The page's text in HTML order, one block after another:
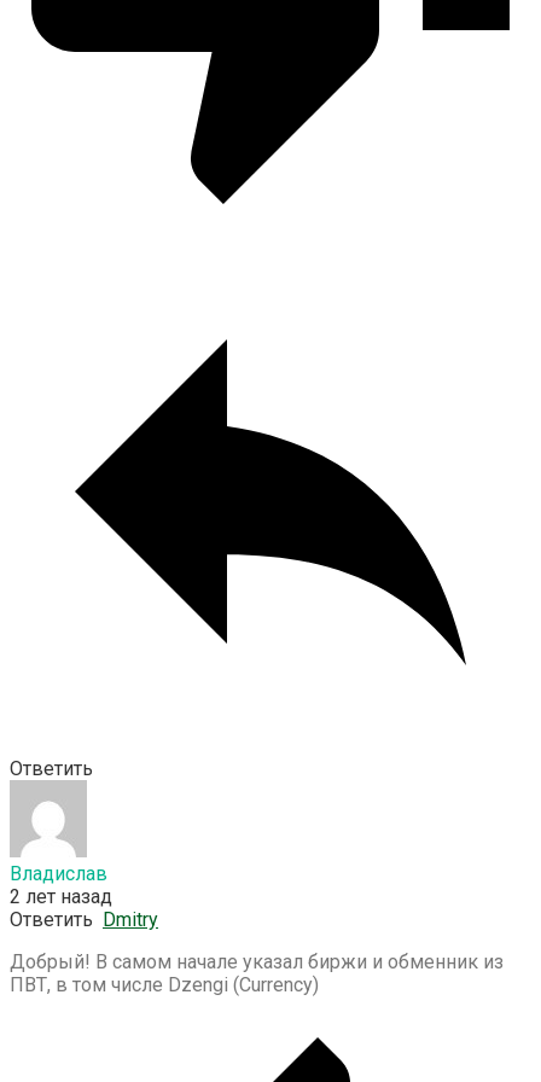
Ответить
Владислав
2 лет назад
Ответить Dmitry
Добрый! В самом начале указал биржи и обменник из
ПВТ, в том числе Dzengi (Currency)